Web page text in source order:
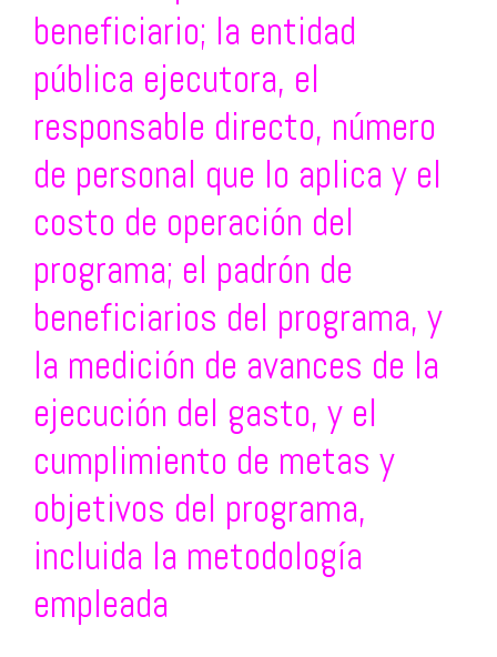
beneficiario; la entidad
pública ejecutora, el
responsable directo, número
de personal que lo aplica y el
costo de operación del
programa; el padrón de
beneficiarios del programa, y
la medición de avances de la
ejecución del gasto, y el
cumplimiento de metas y
objetivos del programa,
incluida la metodología
empleada